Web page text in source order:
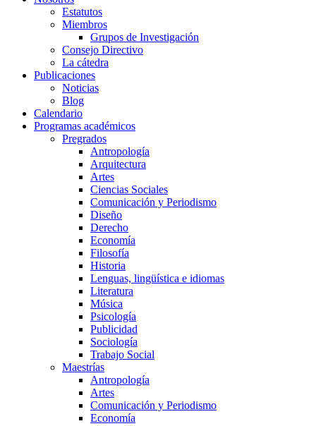
Estatutos
Miembros
Grupos de Investigación
Consejo Directivo
La cátedra
Publicaciones
Noticias
Blog
Calendario
Programas académicos
Pregrados
Antropología
Arquitectura
Artes
Ciencias Sociales
Comunicación y Periodismo
Diseño
Derecho
Economía
Filosofía
Historia
Lenguas, lingüística e idiomas
Literatura
Música
Psicología
Publicidad
Sociología
Trabajo Social
Maestrías
Antropología
Artes
Comunicación y Periodismo
Economía